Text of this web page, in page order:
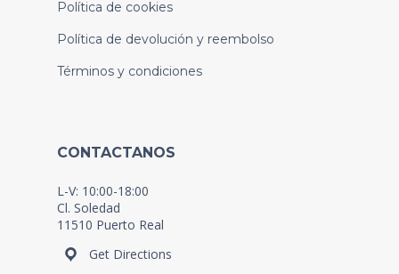
Política de cookies
Política de devolución y reembolso
Términos y condiciones
CONTACTANOS
L-V: 10:00-18:00
Cl. Soledad
11510 Puerto Real
Get Directions